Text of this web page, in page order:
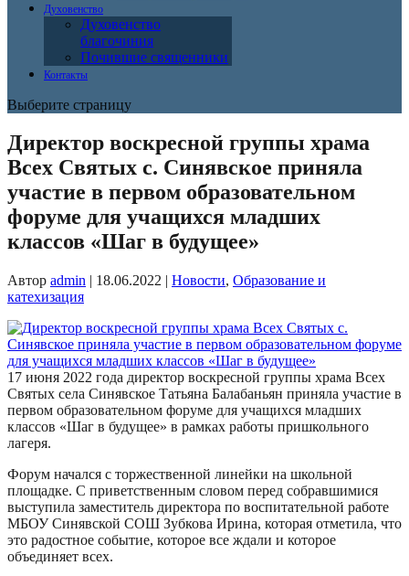
Духовенство
Духовенство
благочиния
Почившие священники
Контакты
Выберите страницу
Директор воскресной группы храма
Всех Святых с. Синявское приняла
участие в первом образовательном
форуме для учащихся младших
классов «Шаг в будущее»
Автор admin | 18.06.2022 | Новости, Образование и
катехизация
17 июня 2022 года директор воскресной группы храма Всех
Святых села Синявское Татьяна Балабаньян приняла участие в
первом образовательном форуме для учащихся младших
классов «Шаг в будущее» в рамках работы пришкольного
лагеря.
Форум начался с торжественной линейки на школьной
площадке. С приветственным словом перед собравшимися
выступила заместитель директора по воспитательной работе
МБОУ Синявской СОШ Зубкова Ирина, которая отметила, что
это радостное событие, которое все ждали и которое
объединяет всех.